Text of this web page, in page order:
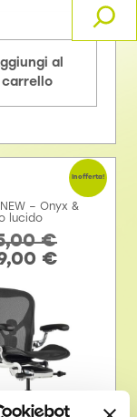
al
carrello
– Onyx &
lucido
€
€
In offerta!